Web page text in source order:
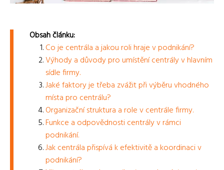
Obsah článku:
Co je centrála a jakou roli hraje v podnikání?
Výhody a důvody pro umístění centrály v hlavním
sídle firmy.
Jaké faktory je třeba zvážit při výběru vhodného
místa pro centrálu?
Organizační struktura a role v centrále firmy.
Funkce a odpovědnosti centrály v rámci
podnikání.
Jak centrála přispívá k efektivitě a koordinaci v
podnikání?